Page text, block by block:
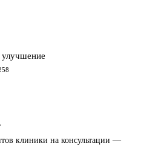
клиники на консультации —